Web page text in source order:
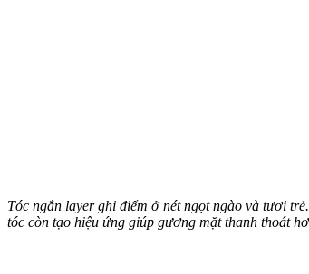
Tóc ngắn layer ghi điểm ở nét ngọt ngào và tươi
tóc còn tạo hiệu ứng giúp gương mặt thanh thoát